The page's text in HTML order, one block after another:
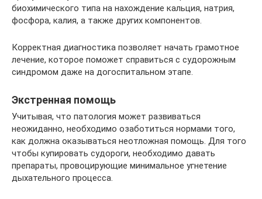
биохимического типа на нахождение кальция, натрия,
фосфора, калия, а также других компонентов.
Корректная диагностика позволяет начать грамотное
лечение, которое поможет справиться с судорожным
синдромом даже на догоспитальном этапе.
Экстренная помощь
Учитывая, что патология может развиваться
неожиданно, необходимо озаботиться нормами того,
как должна оказываться неотложная помощь. Для того
чтобы купировать судороги, необходимо давать
препараты, провоцирующие минимальное угнетение
дыхательного процесса.